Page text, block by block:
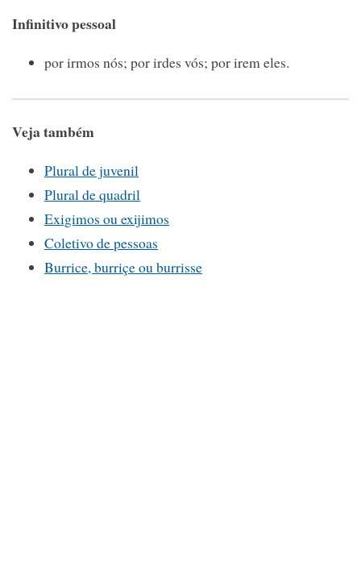
Infinitivo pessoal
por irmos nós; por irdes vós; por irem eles.
Veja também
Plural de juvenil
Plural de quadril
Exigimos ou exijimos
Coletivo de pessoas
Burrice, burriçe ou burrisse